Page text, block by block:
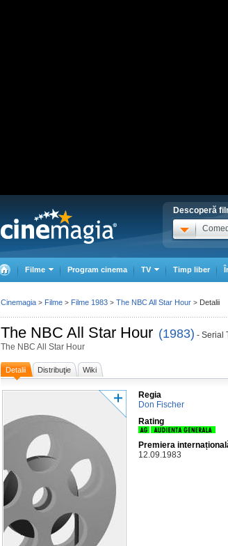
Descoperă
Filme Program cinema TV Timp liber
The NBC All Star Hour (1983) - Serial
The NBC All Star Hour
Detalii Distribuţie Wiki
Regia
Don Fischer
Rating
Premiera
12.09.1983
Cinemagia > Filme > Filme 1983 > The NBC All Star Hour > Detalii